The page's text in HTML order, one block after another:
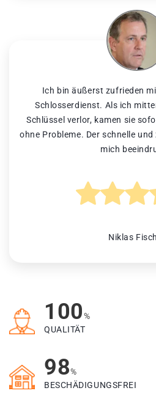
Ich bin äußerst zufrieden
Schlosserdienst. Als ich
Schlüssel verlor, kamen sie
ohne Probleme. Der schnelle
mich
Niklas
100%
QUALITÄT
98%
BESCHÄDIGUNGSFREI